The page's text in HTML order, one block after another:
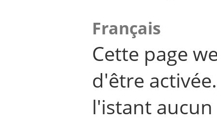
Français
Cette page
d'être
l'istant